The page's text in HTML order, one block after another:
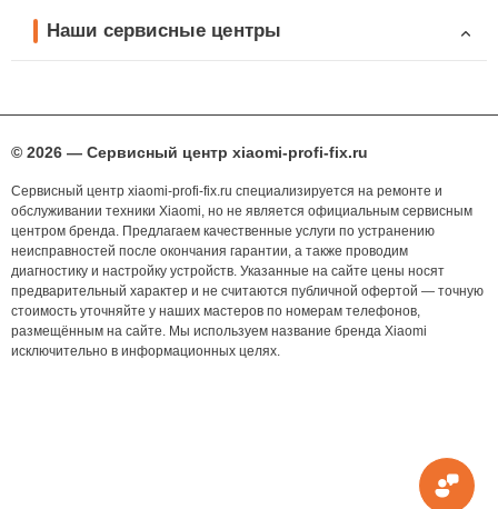
Наши сервисные центры
© 2026 — Сервисный центр xiaomi-profi-fix.ru
Сервисный центр xiaomi-profi-fix.ru специализируется на ремонте и
обслуживании техники Xiaomi, но не является официальным сервисным
центром бренда. Предлагаем качественные услуги по устранению
неисправностей после окончания гарантии, а также проводим
диагностику и настройку устройств. Указанные на сайте цены носят
предварительный характер и не считаются публичной офертой — точную
стоимость уточняйте у наших мастеров по номерам телефонов,
размещённым на сайте. Мы используем название бренда Xiaomi
исключительно в информационных целях.